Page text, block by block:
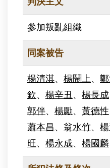
參加叛亂組織
同案被告
楊清淇、 楊鬧上、
欽、 楊辛丑、 楊長成
郭伴、 楊勵、 黃德性
蕭本昌 、 翁水竹、
旺、 楊永成、 楊國麟